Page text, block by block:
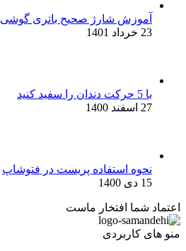
آموزش شارژ صحیح باتری گوشی
23 خرداد 1401
با 5 حرکت دندان را سفید کنید
27 اسفند 1400
نحوه استفاده پریست در فتوشاپ
15 دی 1400
اعتماد شما افتخار ماست
منو های کاربردی